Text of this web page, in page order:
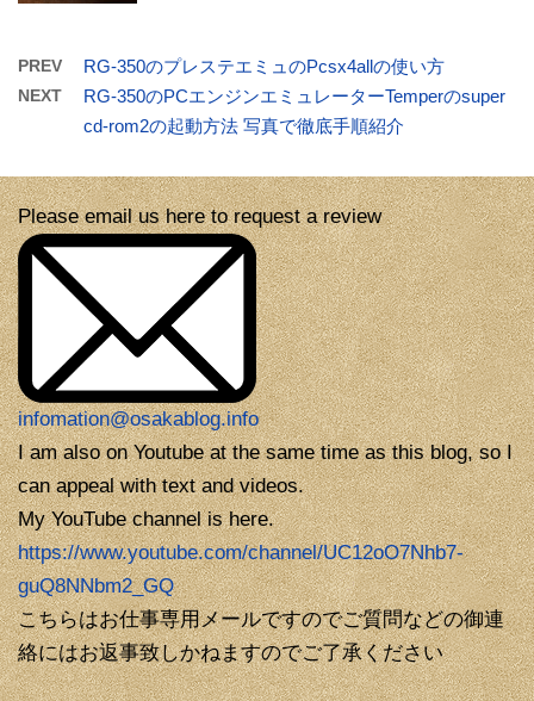
PREV RG-350のプレステエミュのPcsx4allの使い方
NEXT
RG-350のPCエンジンエミュレーターTemperのsuper
cd-rom2の起動方法 写真で徹底手順紹介
Please email us here to request a review
infomation@osakablog.info
I am also on Youtube at the same time as this blog, so I
can appeal with text and videos.
My YouTube channel is here.
https://www.youtube.com/channel/UC12oO7Nhb7-
guQ8NNbm2_GQ
こちらはお仕事専用メールですのでご質問などの御連
絡にはお返事致しかねますのでご了承ください